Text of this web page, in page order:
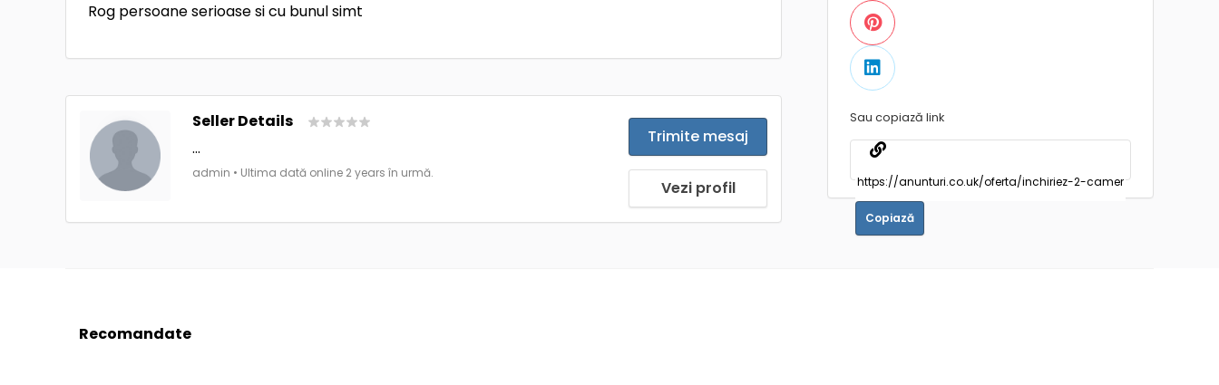
Rog persoane serioase si cu bunul simt
Seller Details
...
admin • Ultima dată online 2 years în urmă.
Trimite mesaj
Vezi profil
Sau copiază link
Copiază
Recomandate